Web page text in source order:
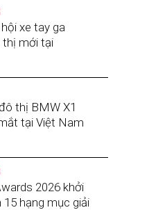
xe tay ga
thị mới tại
thị BMW X1
tại Việt Nam
2026 khởi
hạng mục giải